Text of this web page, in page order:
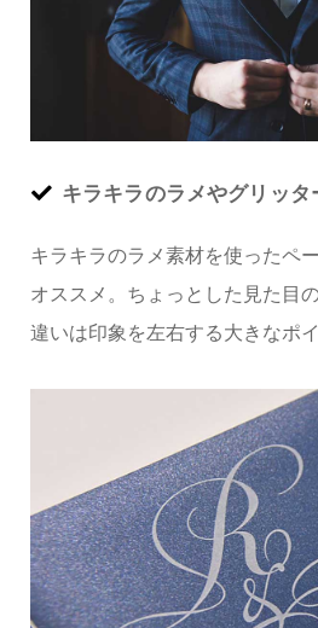
キラキラのラメやグリッタ
キラキラのラメ素材を使ったペ
オススメ。ちょっとした見た目
違いは印象を左右する大きなポイ